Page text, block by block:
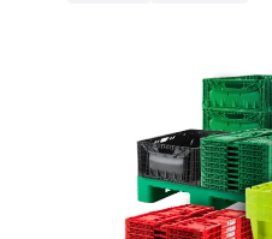
secteur de la
côtés de CITEO PRO et
intervenants de mettre
indispensables pour
s’accordant sur le